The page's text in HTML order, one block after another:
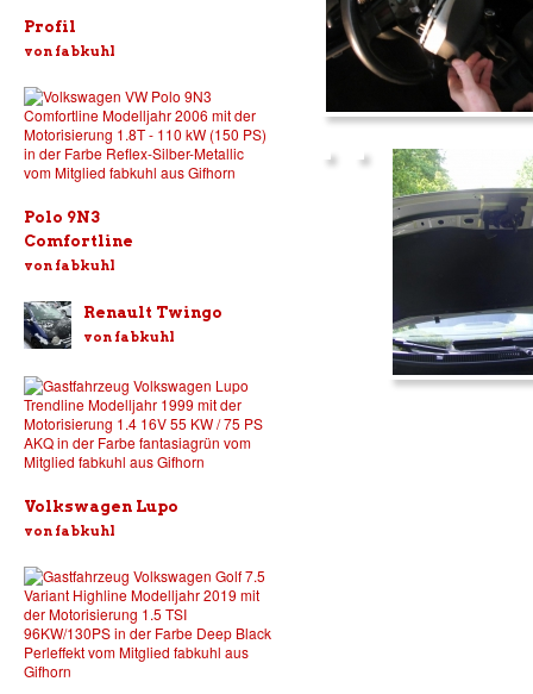
Profil
von fabkuhl
Polo 9N3
Comfortline
von fabkuhl
Renault Twingo
von fabkuhl
Volkswagen Lupo
von fabkuhl